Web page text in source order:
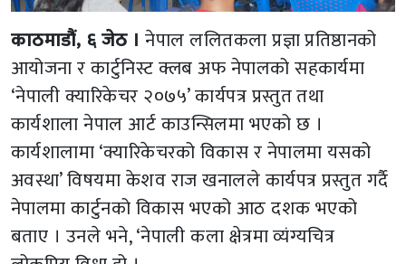
काठमाडौं, ६ जेठ । नेपाल ललितकला प्रज्ञा प्रतिष्ठानको
आयोजना र कार्टुनिस्ट क्लब अफ नेपालको सहकार्यमा
‘नेपाली क्यारिकेचर २०७५’ कार्यपत्र प्रस्तुत तथा
कार्यशाला नेपाल आर्ट काउन्सिलमा भएको छ ।
कार्यशालामा ‘क्यारिकेचरको विकास र नेपालमा यसको
अवस्था’ विषयमा केशव राज खनालले कार्यपत्र प्रस्तुत गर्दै
नेपालमा कार्टुनको विकास भएको आठ दशक भएको
बताए । उनले भने, ‘नेपाली कला क्षेत्रमा व्यंग्यचित्र